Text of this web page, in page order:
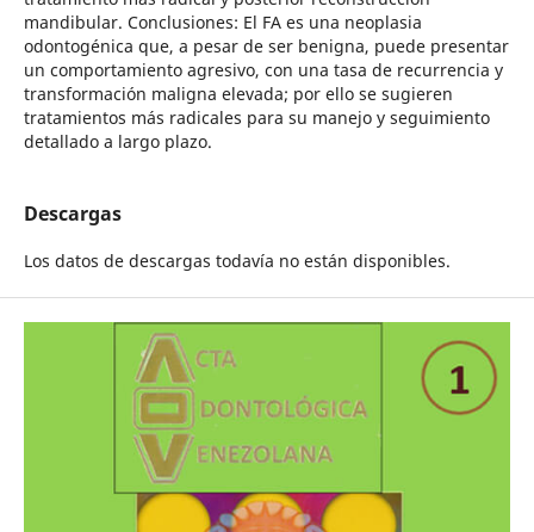
mandibular. Conclusiones: El FA es una neoplasia
odontogénica que, a pesar de ser benigna, puede presentar
un comportamiento agresivo, con una tasa de recurrencia y
transformación maligna elevada; por ello se sugieren
tratamientos más radicales para su manejo y seguimiento
detallado a largo plazo.
Descargas
Los datos de descargas todavía no están disponibles.